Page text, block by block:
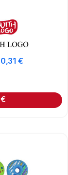
0,31 €
€